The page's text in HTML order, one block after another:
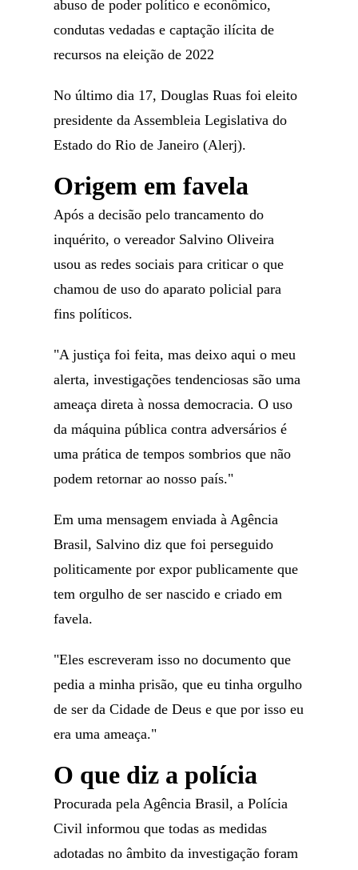
abuso de poder político e econômico,
condutas vedadas e captação ilícita de
recursos na eleição de 2022
No último dia 17, Douglas Ruas foi eleito
presidente da Assembleia Legislativa do
Estado do Rio de Janeiro (Alerj).
Origem em favela
Após a decisão pelo trancamento do
inquérito, o vereador Salvino Oliveira
usou as redes sociais para criticar o que
chamou de uso do aparato policial para
fins políticos.
"A justiça foi feita, mas deixo aqui o meu
alerta, investigações tendenciosas são uma
ameaça direta à nossa democracia. O uso
da máquina pública contra adversários é
uma prática de tempos sombrios que não
podem retornar ao nosso país."
Em uma mensagem enviada à Agência
Brasil, Salvino diz que foi perseguido
politicamente por expor publicamente que
tem orgulho de ser nascido e criado em
favela.
"Eles escreveram isso no documento que
pedia a minha prisão, que eu tinha orgulho
de ser da Cidade de Deus e que por isso eu
era uma ameaça."
O que diz a polícia
Procurada pela Agência Brasil, a Polícia
Civil informou que todas as medidas
adotadas no âmbito da investigação foram